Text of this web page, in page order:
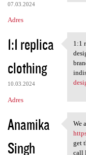
07.03.2024
Adres
1:1 replica
clothing
10.03.2024
Adres
1:1
1:1
Anamika
Singh
We
We
get
call